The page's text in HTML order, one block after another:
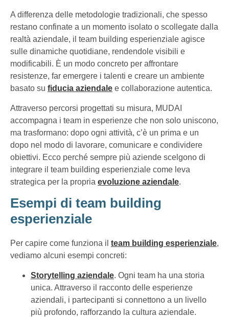
A differenza delle metodologie tradizionali, che spesso
restano confinate a un momento isolato o scollegate dalla
realtà aziendale, il team building esperienziale agisce
sulle dinamiche quotidiane, rendendole visibili e
modificabili. È un modo concreto per affrontare
resistenze, far emergere i talenti e creare un ambiente
basato su fiducia aziendale e collaborazione autentica.
Attraverso percorsi progettati su misura, MUDAI
accompagna i team in esperienze che non solo uniscono,
ma trasformano: dopo ogni attività, c’è un prima e un
dopo nel modo di lavorare, comunicare e condividere
obiettivi. Ecco perché sempre più aziende scelgono di
integrare il team building esperienziale come leva
strategica per la propria evoluzione aziendale.
Esempi di team building
esperienziale
Per capire come funziona il team building esperienziale,
vediamo alcuni esempi concreti:
Storytelling aziendale. Ogni team ha una storia
unica. Attraverso il racconto delle esperienze
aziendali, i partecipanti si connettono a un livello
più profondo, rafforzando la cultura aziendale.